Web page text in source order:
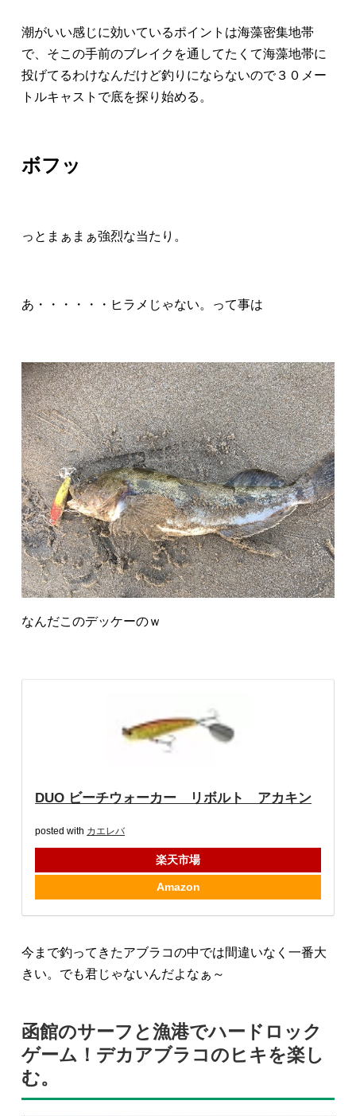
潮がいい感じに効いているポイントは海藻密集地帯
で、そこの手前のブレイクを通してたくて海藻地帯に
投げてるわけなんだけど釣りにならないので３０メー
トルキャストで底を探り始める。
ボフッ
っとまぁまぁ強烈な当たり。
あ・・・・・・ヒラメじゃない。って事は
なんだこのデッケーのｗ
DUO ビーチウォーカー リボルト アカキン
posted with カエレバ
楽天市場
Amazon
今まで釣ってきたアブラコの中では間違いなく一番大
きい。でも君じゃないんだよなぁ～
函館のサーフと漁港でハードロック
ゲーム！デカアブラコのヒキを楽し
む。